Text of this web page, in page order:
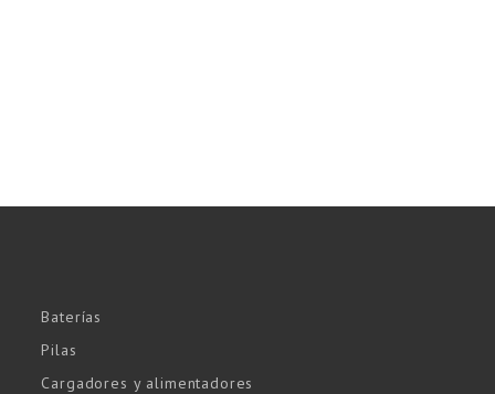
Baterías
Pilas
Cargadores y alimentadores